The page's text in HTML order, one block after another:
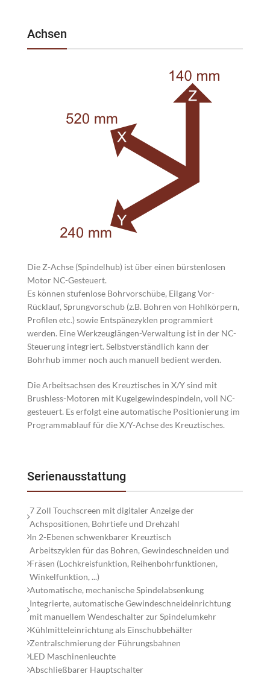
Achsen
Die Z-Achse (Spindelhub) ist über einen bürstenlosen
Motor NC-Gesteuert.
Es können stufenlose Bohrvorschübe, Eilgang Vor-
Rücklauf, Sprungvorschub (z.B. Bohren von Hohlkörpern,
Profilen etc.) sowie Entspänezyklen programmiert
werden. Eine Werkzeuglängen-Verwaltung ist in der NC-
Steuerung integriert. Selbstverständlich kann der
Bohrhub immer noch auch manuell bedient werden.
Die Arbeitsachsen des Kreuztisches in X/Y sind mit
Brushless-Motoren mit Kugelgewindespindeln, voll NC-
gesteuert. Es erfolgt eine automatische Positionierung im
Programmablauf für die X/Y-Achse des Kreuztisches.
Serienausstattung
7 Zoll Touchscreen mit digitaler Anzeige der
Achspositionen, Bohrtiefe und Drehzahl
In 2-Ebenen schwenkbarer Kreuztisch
Arbeitszyklen für das Bohren, Gewindeschneiden und
Fräsen (Lochkreisfunktion, Reihenbohrfunktionen,
Winkelfunktion, ...)
Automatische, mechanische Spindelabsenkung
Integrierte, automatische Gewindeschneideinrichtung
mit manuellem Wendeschalter zur Spindelumkehr
Kühlmitteleinrichtung als Einschubbehälter
Zentralschmierung der Führungsbahnen
LED Maschinenleuchte
Abschließbarer Hauptschalter